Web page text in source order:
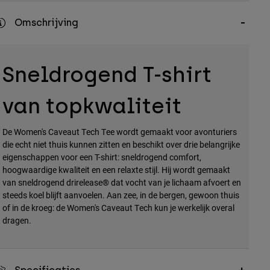
Omschrijving
Sneldrogend T-shirt
van topkwaliteit
De Women's Caveaut Tech Tee wordt gemaakt voor avonturiers
die echt niet thuis kunnen zitten en beschikt over drie belangrijke
eigenschappen voor een T-shirt: sneldrogend comfort,
hoogwaardige kwaliteit en een relaxte stijl. Hij wordt gemaakt
van sneldrogend drirelease® dat vocht van je lichaam afvoert en
steeds koel blijft aanvoelen. Aan zee, in de bergen, gewoon thuis
of in de kroeg: de Women's Caveaut Tech kun je werkelijk overal
dragen.